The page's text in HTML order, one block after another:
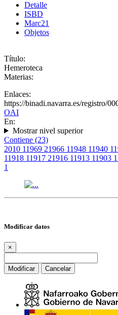
Detalle
ISBD
Marc21
Objetos
Título:
Hemeroteca
Materias:
Enlaces:
https://binadi.navarra.es/registro/
OAI
En:
Mostrar nivel superior
Contiene (23)
2010 11969 21966 11948 11940 1
11918 11917 21916 11913 11903 1
1
Modificar datos
×
Modificar Cancelar